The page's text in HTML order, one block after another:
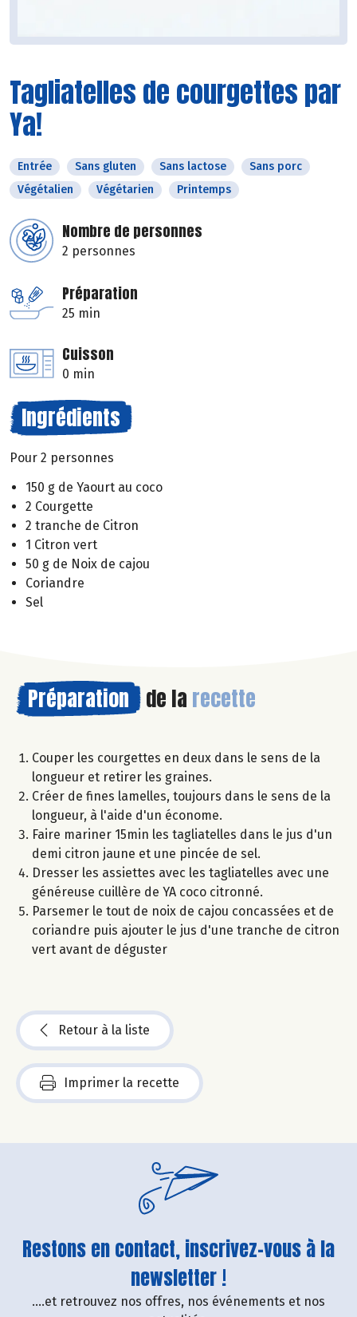
Tagliatelles de courgettes par
Ya!
Entrée Sans gluten Sans lactose
Sans porc
Végétalien
Végétarien Printemps
Nombre de personnes
2 personnes
Préparation
25 min
Cuisson
0 min
Ingrédients
Pour 2 personnes
150 g de Yaourt au coco
2 Courgette
2 tranche de Citron
1 Citron vert
50 g de Noix de cajou
Coriandre
Sel
Préparation de la recette
Couper les courgettes en deux dans le sens de la
longueur et retirer les graines.
Créer de fines lamelles, toujours dans le sens de la
longueur, à l'aide d'un économe.
Faire mariner 15min les tagliatelles dans le jus d'un
demi citron jaune et une pincée de sel.
Dresser les assiettes avec les tagliatelles avec une
généreuse cuillère de YA coco citronné.
Parsemer le tout de noix de cajou concassées et de
coriandre puis ajouter le jus d'une tranche de citron
vert avant de déguster
Retour à la liste
Imprimer la recette
Restons en contact, inscrivez-vous à la
newsletter !
....et retrouvez nos offres, nos événements et nos